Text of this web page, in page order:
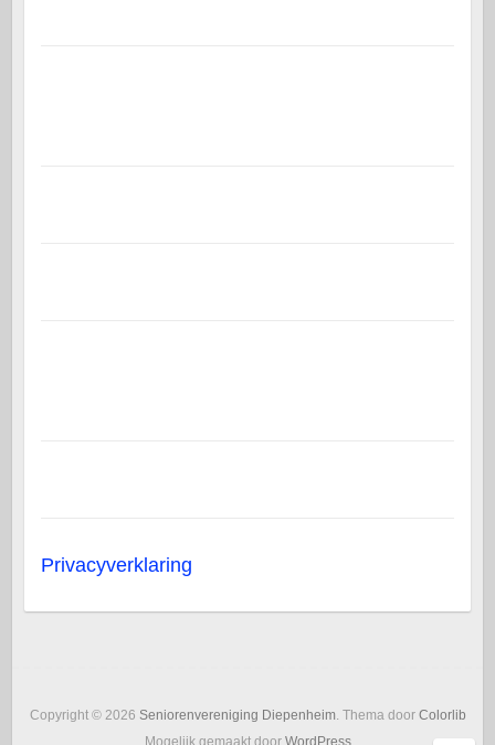
Privacyverklaring
Copyright © 2026 Seniorenvereniging Diepenheim. Thema door Colorlib
Mogelijk gemaakt door WordPress